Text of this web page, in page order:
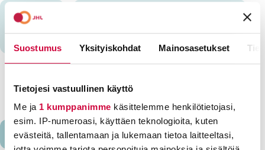
Suostumus Yksityiskohdat Mainosasetukset
Tietojesi vastuullinen käyttö
Me ja 1 kumppanimme käsittelemme henkilötietojasi,
esim. IP-numeroasi, käyttäen teknologioita, kuten
evästeitä, tallentamaan ja lukemaan tietoa laitteeltasi,
15:00 –
16:30
17:30
Ravintola Hiidenkivi
KE 30.9.2026